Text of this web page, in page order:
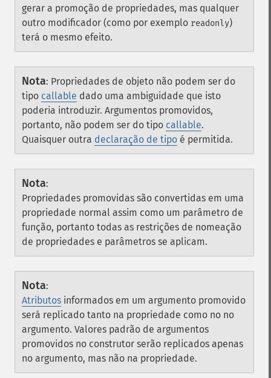
gerar a promoção de propriedades, mas qualquer
outro modificador (como por exemplo readonly)
terá o mesmo efeito.
Nota: Propriedades de objeto não podem ser do
tipo callable dado uma ambiguidade que isto
poderia introduzir. Argumentos promovidos,
portanto, não podem ser do tipo callable.
Quaisquer outra declaração de tipo é permitida.
Nota:
Propriedades promovidas são convertidas em uma
propriedade normal assim como um parâmetro de
função, portanto todas as restrições de nomeação
de propriedades e parâmetros se aplicam.
Nota:
Atributos informados em um argumento promovido
será replicado tanto na propriedade como no no
argumento. Valores padrão de argumentos
promovidos no construtor serão replicados apenas
no argumento, mas não na propriedade.